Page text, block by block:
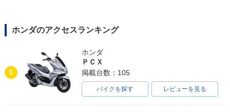
ホンダのアクセスランキング
1
ホンダ
ＰＣＸ
掲載台数：105
バイクを探す レビューを見る